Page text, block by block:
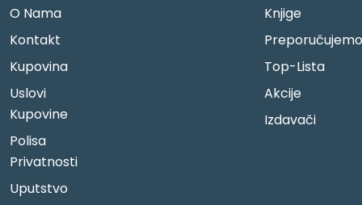
O Nama
Kontakt
Kupovina
Uslovi
Kupovine
Polisa
Privatnosti
Uputstvo
Knjige
Preporučujemo
Top-Lista
Akcije
Izdavači